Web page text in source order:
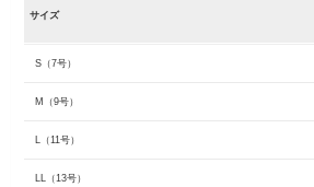
サイズ
S（7号）
M（9号）
L（11号）
LL（13号）